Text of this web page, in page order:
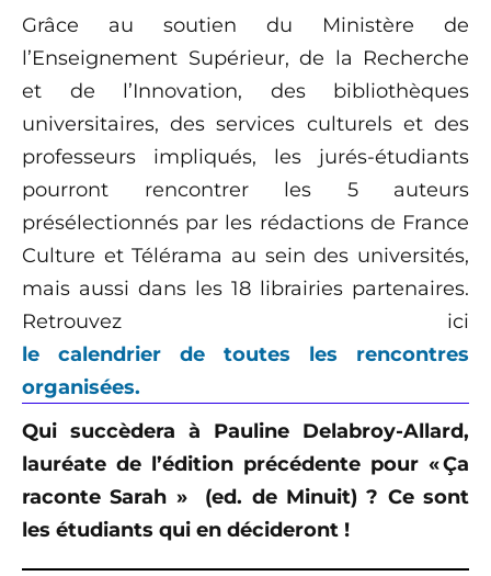
Grâce au soutien du Ministère de
l’Enseignement Supérieur, de la Recherche
et de l’Innovation, des bibliothèques
universitaires, des services culturels et des
professeurs impliqués, les jurés-étudiants
pourront rencontrer les 5 auteurs
présélectionnés par les rédactions de France
Culture et Télérama au sein des universités,
mais aussi dans les 18 librairies partenaires.
Retrouvez ici
le calendrier de toutes les rencontres
organisées.
Qui succèdera à Pauline Delabroy-Allard,
lauréate de l’édition précédente pour «Ça
raconte Sarah » (ed. de Minuit) ? Ce sont
les étudiants qui en décideront !